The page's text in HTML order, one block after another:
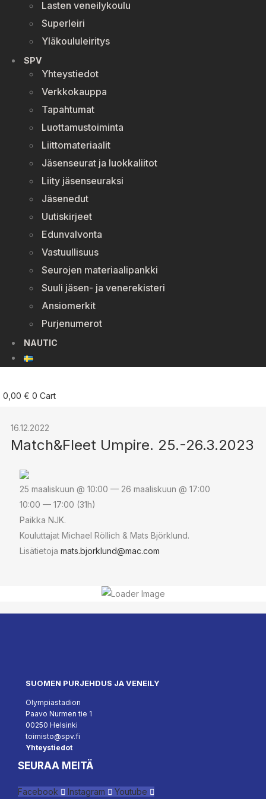
Lasten veneilykoulu
Superleiri
Yläkoululeiritys
SPV
Yhteystiedot
Verkkokauppa
Tapahtumat
Luottamustoiminta
Liittomateriaalit
Jäsenseurat ja luokkaliitot
Liity jäsenseuraksi
Jäsenedut
Uutiskirjeet
Edunvalvonta
Vastuullisuus
Seurojen materiaalipankki
Suuli jäsen- ja venerekisteri
Ansiomerkit
Purjenumerot
NAUTIC
0,00 € 0 Cart
16.12.2022
Match&Fleet Umpire. 25.-26.3.2023
Paikka NJK.
Kouluttajat Michael Röllich & Mats Björklund.
Lisätietoja mats.bjorklund@mac.com
25 maaliskuun @ 10:00 — 26 maaliskuun @ 17:00
10:00 — 17:00 (31h)
SUOMEN PURJEHDUS JA VENEILY
Olympiastadion
Paavo Nurmen tie 1
00250 Helsinki
toimisto@spv.fi
Yhteystiedot
SEURAA MEITÄ
Facebook Instagram Youtube